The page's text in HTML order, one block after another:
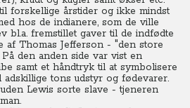
forskellige årstider og ikke mindst
hos de indianere, som de ville
bl.a. fremstillet gaver til de indfødte
af Thomas Jefferson - "den store
den anden side var vist en
samt et håndtryk til at symbolisere
tons udstyr og fødevarer.
Lewis sorte slave - tjeneren